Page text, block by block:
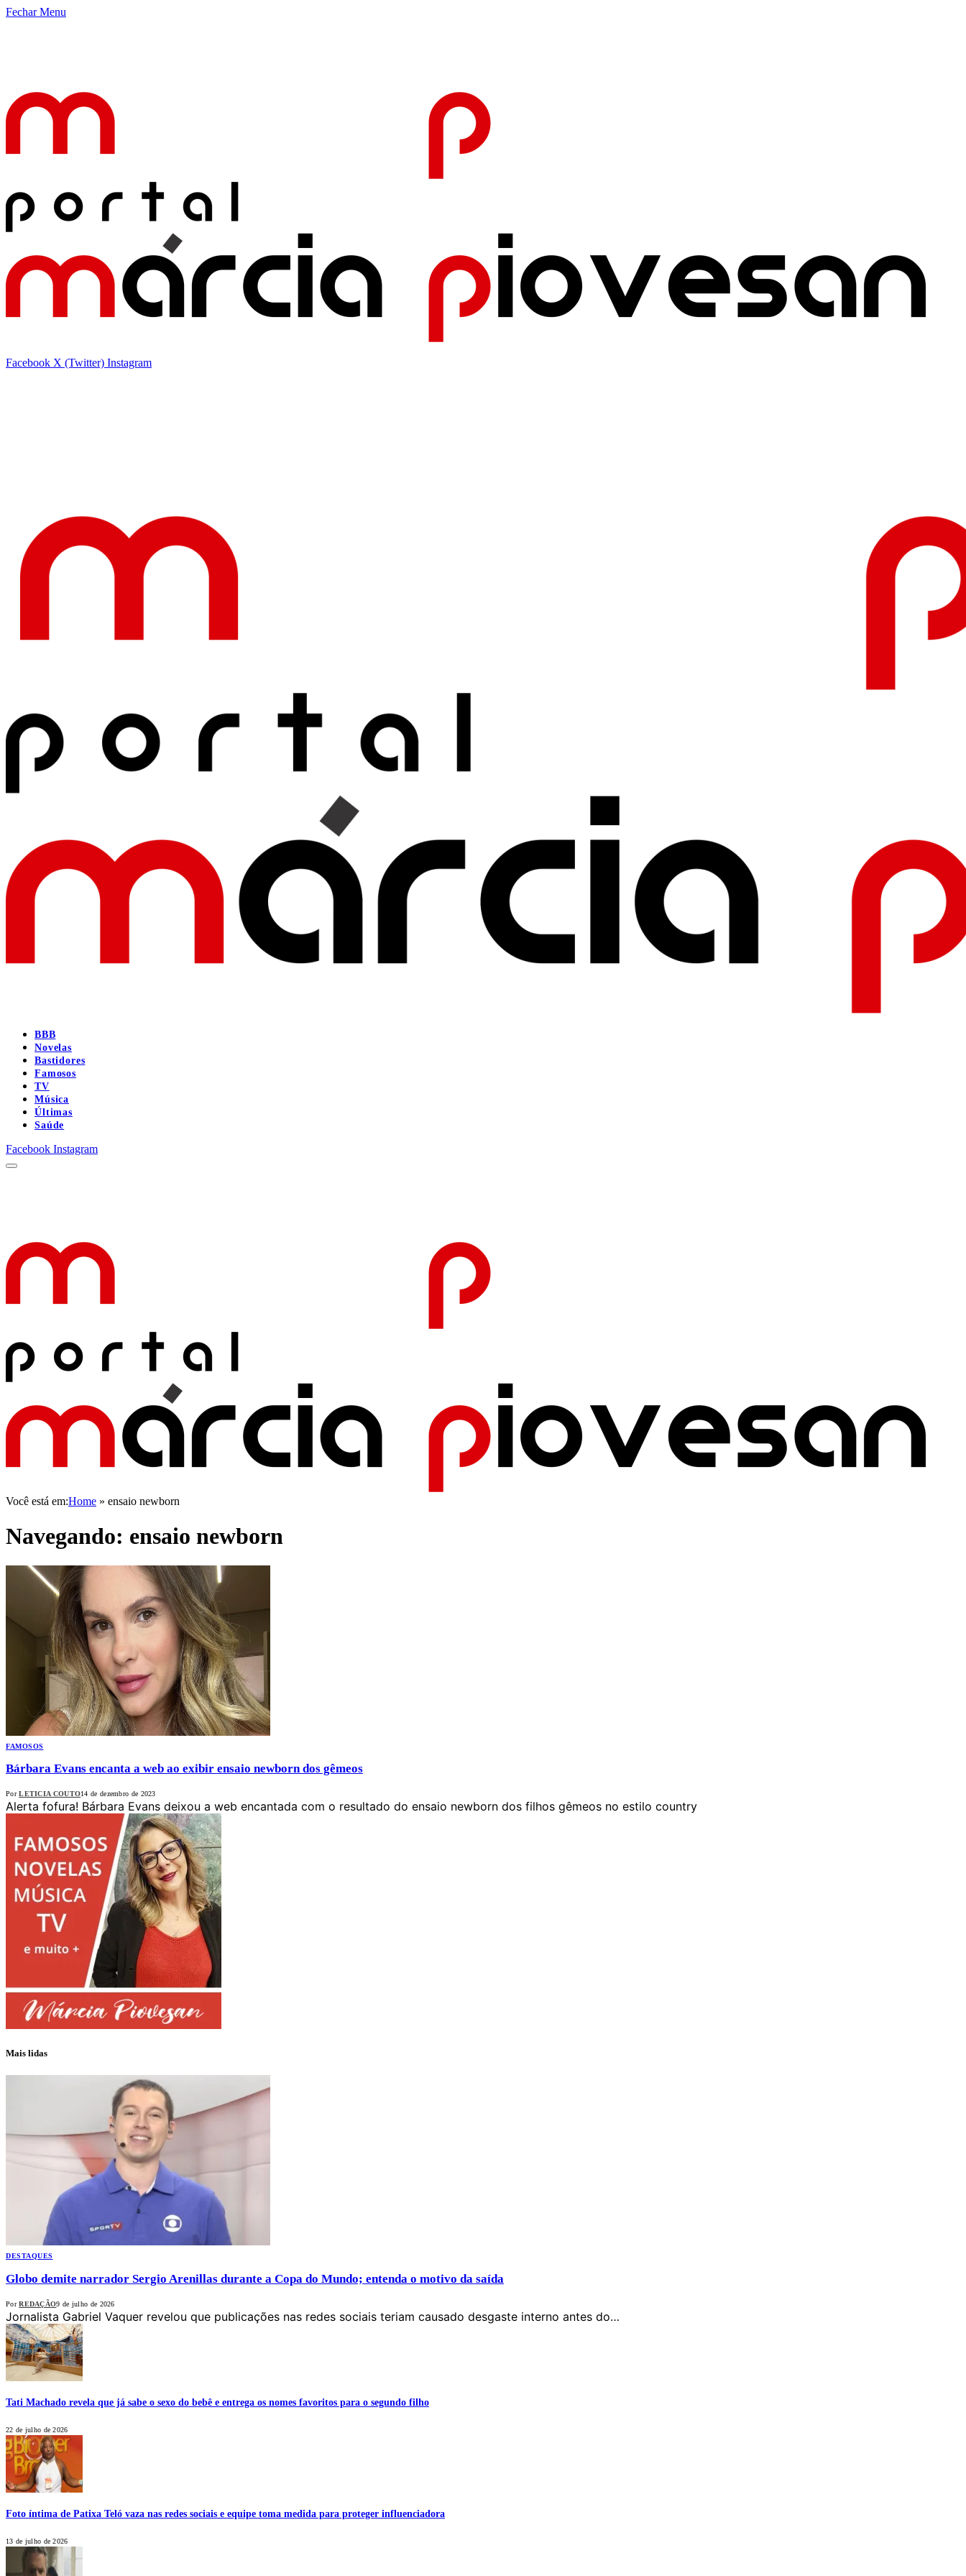
Fechar Menu
Facebook X (Twitter) Instagram
BBB
Novelas
Bastidores
Famosos
TV
Música
Últimas
Saúde
Facebook Instagram
Você está em:Home » ensaio newborn
Navegando: ensaio newborn
FAMOSOS
Bárbara Evans encanta a web ao exibir ensaio newborn dos gêmeos
Por LETICIA COUTO14 de dezembro de 2023
Alerta fofura! Bárbara Evans deixou a web encantada com o resultado do ensaio newborn dos filhos gêmeos no estilo country
Mais lidas
DESTAQUES
Globo demite narrador Sergio Arenillas durante a Copa do Mundo; entenda o motivo da saída
Por REDAÇÃO9 de julho de 2026
Jornalista Gabriel Vaquer revelou que publicações nas redes sociais teriam causado desgaste interno antes do…
Tati Machado revela que já sabe o sexo do bebê e entrega os nomes favoritos para o segundo filho
22 de julho de 2026
Foto íntima de Patixa Teló vaza nas redes sociais e equipe toma medida para proteger influenciadora
13 de julho de 2026